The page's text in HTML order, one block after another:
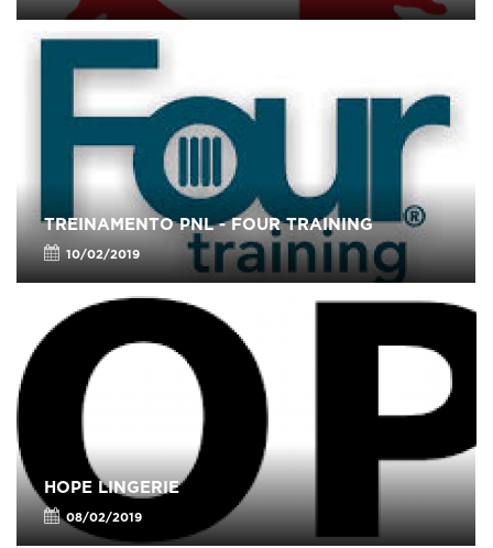
TREINAMENTO PNL - FOUR TRAINING
10/02/2019
HOPE LINGERIE
08/02/2019